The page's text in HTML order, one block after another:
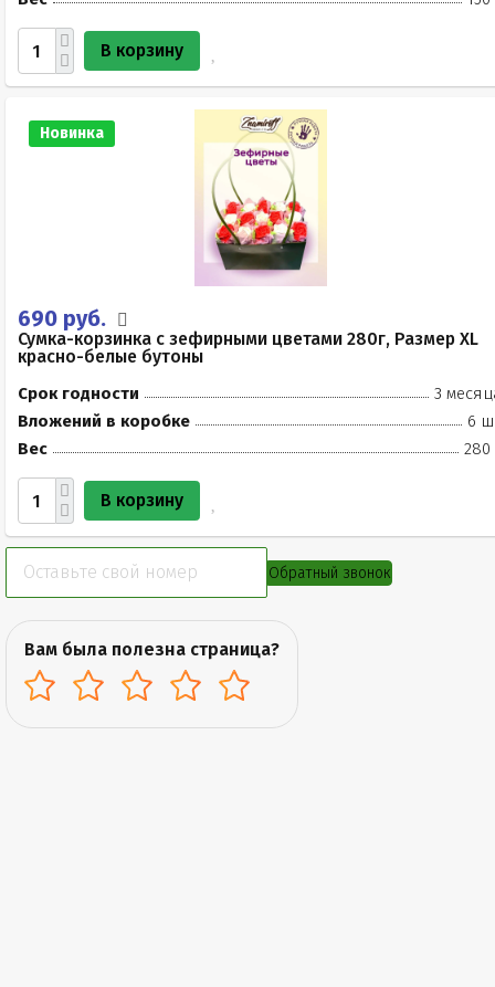
В корзину
Новинка
690 руб.
Сумка-корзинка с зефирными цветами 280г, Размер XL
красно-белые бутоны
Срок годности
3
Вложений в коробке
6
Вес
280
В корзину
Обратный звонок
Вам была полезна страница?